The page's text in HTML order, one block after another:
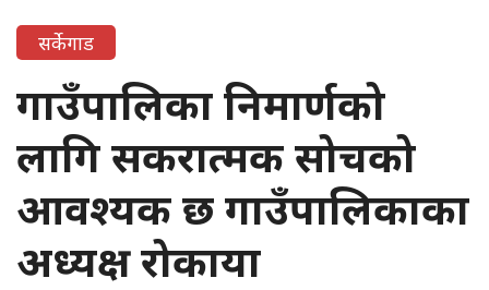
सर्केगाड
गाउँपालिका निमार्णको
लागि सकरात्मक सोचको
आवश्यक छ गाउँपालिकाका
अध्यक्ष रोकाया